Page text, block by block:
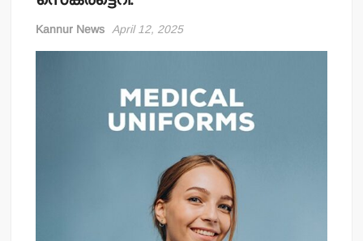
Kannur News April 12, 2025